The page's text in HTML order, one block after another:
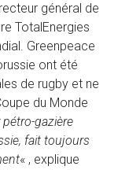
général de
TotalEnergies
Greenpeace
ont été
de rugby et ne
du Monde
gazière
fait toujours
« , explique